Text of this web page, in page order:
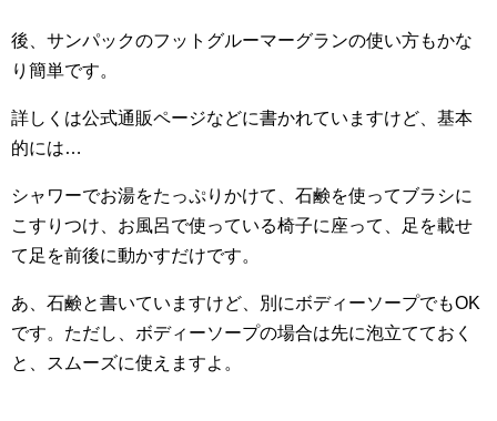
後、サンパックのフットグルーマーグランの使い方もかな
り簡単です。
詳しくは公式通販ページなどに書かれていますけど、基本
的には…
シャワーでお湯をたっぷりかけて、石鹸を使ってブラシに
こすりつけ、お風呂で使っている椅子に座って、足を載せ
て足を前後に動かすだけです。
あ、石鹸と書いていますけど、別にボディーソープでもOK
です。ただし、ボディーソープの場合は先に泡立てておく
と、スムーズに使えますよ。